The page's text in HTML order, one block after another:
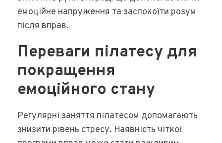
емоційне напруження та заспокоїти розум
після вправ.
Переваги пілатесу для
покращення
емоційного стану
Регулярні заняття пілатесом допомагають
знизити рівень стресу. Наявність чіткої